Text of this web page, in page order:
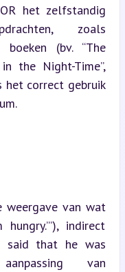
het zelfstandig
zoals
boeken (bv. “The
the Night-Time”,
het correct gebruik
weergave van wat
indirect
said that he was
van